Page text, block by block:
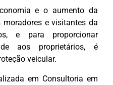
e o aumento da
e visitantes da
e para proporcionar
aos proprietários, é
veicular.
em Consultoria em